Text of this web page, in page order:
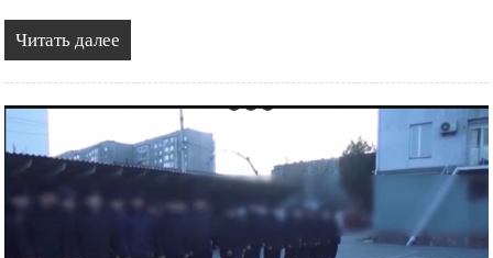
Читать далее